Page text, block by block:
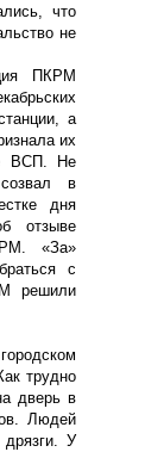
что
не
ПКРМ
а
их
ВСП. Не
в
дня
отзыве
«За»
с
решили
трудно
дверь в
Людей
дрязги. У